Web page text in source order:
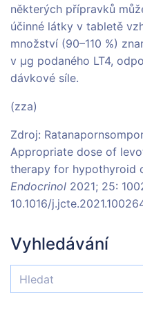
některých přípravků
účinné látky v tabletě
množství (90–110 %)
v µg podaného LT4,
dávkové síle.
(zza)
Zdroj:
Appropriate dose of
therapy for hypothyroid
Endocrinol 2021; 25:
10.1016/
Vyhledávání